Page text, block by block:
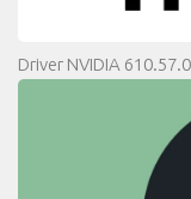
Driver NVIDIA